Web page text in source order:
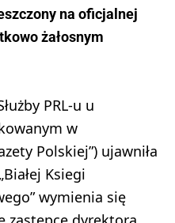
na oficjalnej
żałosnym
PRL-u u
w
Polskiej”) ujawniła
Ksiegi
wymienia się